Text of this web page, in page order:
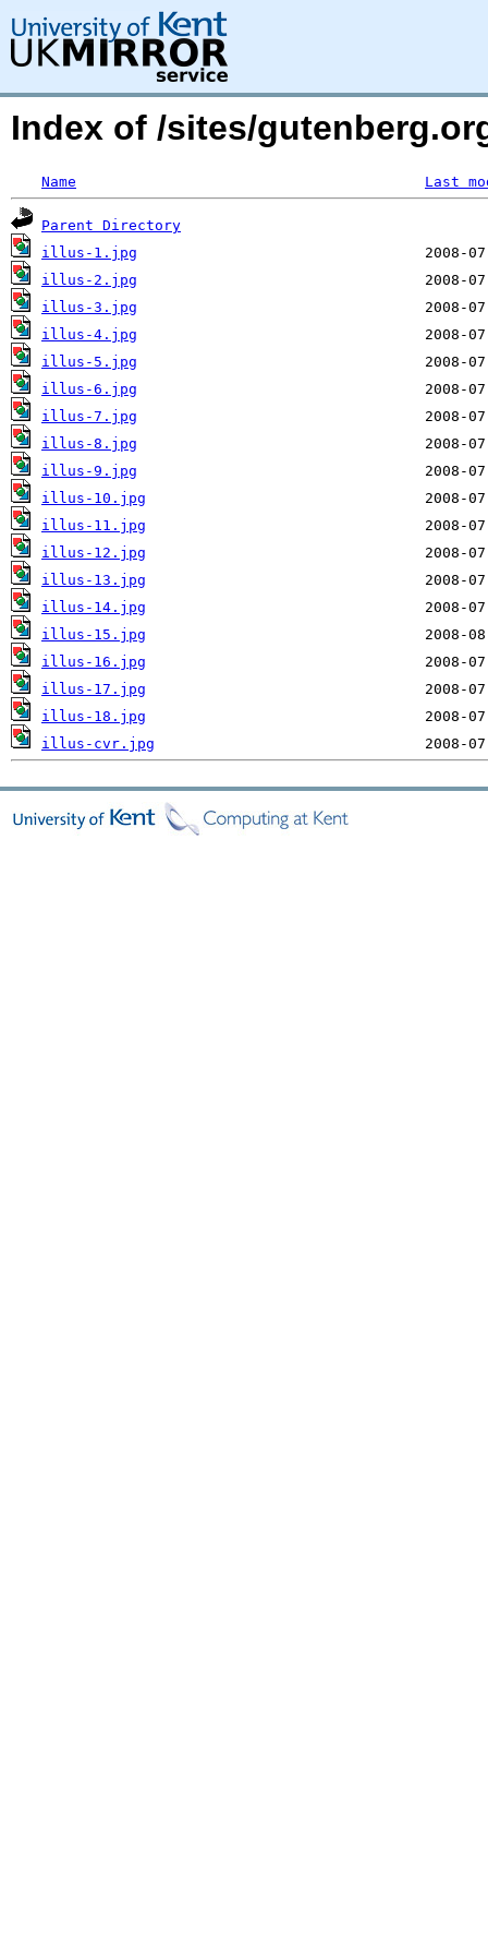
Index of /sites/
Name Last
Parent Directory
illus-1.jpg
illus-2.jpg
illus-3.jpg
illus-4.jpg
illus-5.jpg
illus-6.jpg
illus-7.jpg
illus-8.jpg
illus-9.jpg
illus-10.jpg
illus-11.jpg
illus-12.jpg
illus-13.jpg
illus-14.jpg
illus-15.jpg
illus-16.jpg
illus-17.jpg
illus-18.jpg
illus-cvr.jpg